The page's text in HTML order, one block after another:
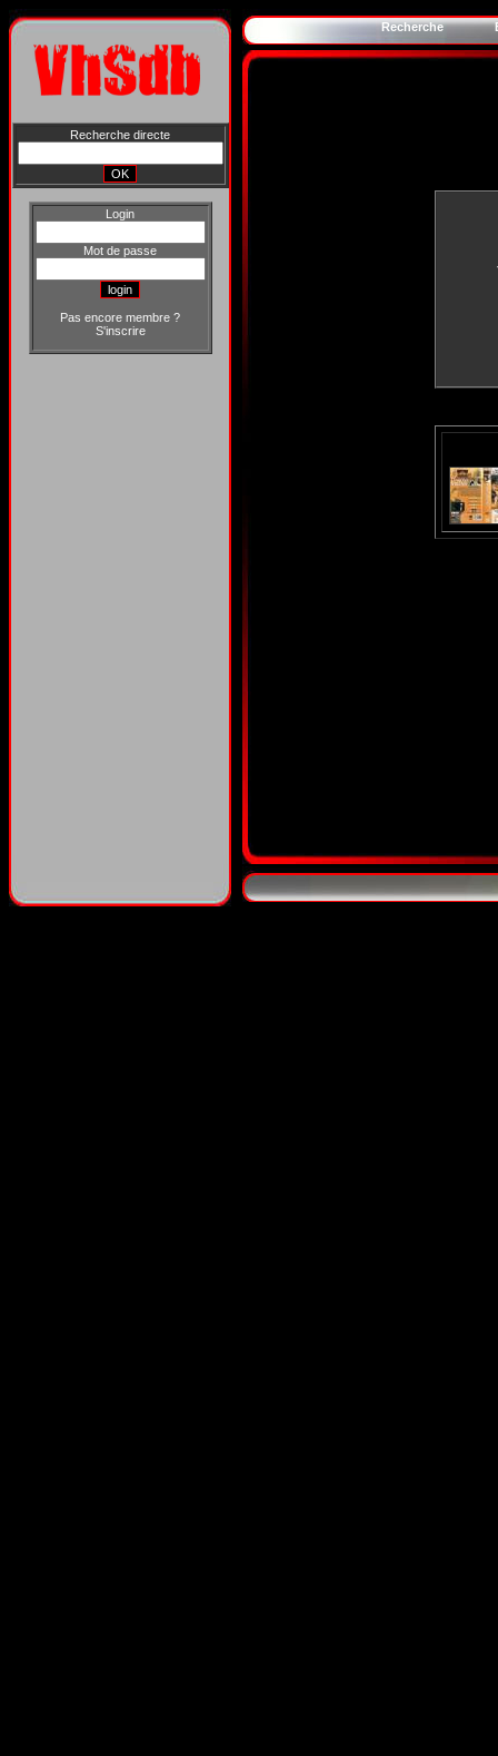
Recherche directe
Login
Mot de passe
Pas encore membre ?
S'inscrire
Recherche